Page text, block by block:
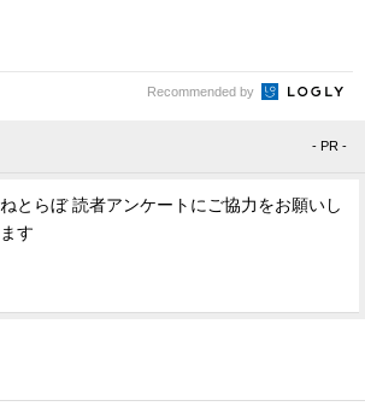
Recommended by
- PR -
ねとらぼ 読者アンケートにご協力をお願いし
ます